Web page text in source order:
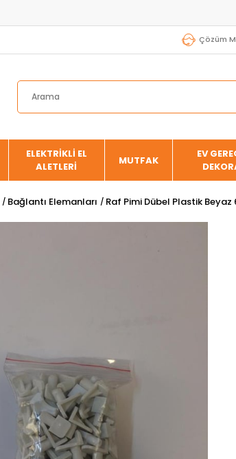
Çözüm
ELEKTRİKLİ EL
ALETLERİ
MUTFAK
EV
Bağlantı Elemanları Raf Pimi Dübel Plastik Beyaz